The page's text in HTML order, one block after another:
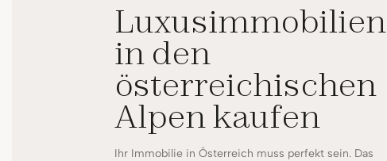
Luxusimmobilien
in den
österreichischen
Alpen kaufen
Ihr Immobilie in Österreich muss perfekt sein. Das